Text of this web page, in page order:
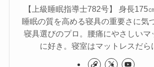
【上級睡眠指導士782号】 身長175
睡眠の質を高める寝具の重要さに気
寝具選びのプロ。腰痛にやさしいマ
に好き。寝室はマットレスだら